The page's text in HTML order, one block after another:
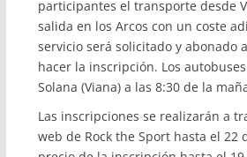
participantes el transporte desde
salida en los Arcos con un coste
servicio será solicitado y abonado
hacer la inscripción. Los
Solana (Viana) a las 8:30 de la
Las inscripciones se realizarán a
web de Rock the Sporthasta el 22